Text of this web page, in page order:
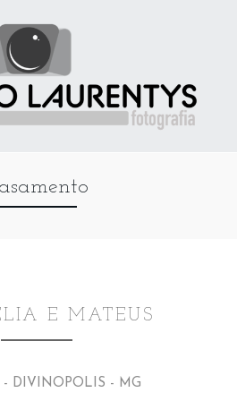
E MATEUS
- DIVINOPOLIS - MG